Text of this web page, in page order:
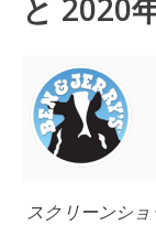
と 2020
スクリーンシ